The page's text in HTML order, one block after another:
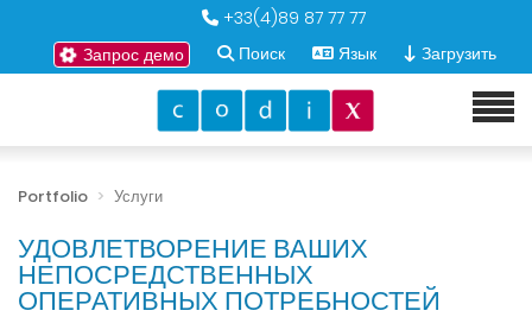
+33(4)89 87 77 77
Запрос демо
Поиск Язык Загрузить
Portfolio Услуги
УДОВЛЕТВОРЕНИЕ ВАШИХ
НЕПОСРЕДСТВЕННЫХ
ОПЕРАТИВНЫХ ПОТРЕБНОСТЕЙ